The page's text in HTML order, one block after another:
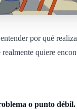
por qué
quiere
o punto débil.